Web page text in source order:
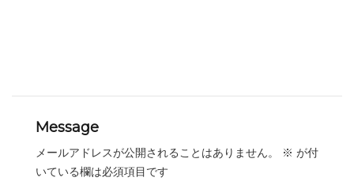
Message
メールアドレスが公開されることはありません。 ※ が付
いている欄は必須項目です